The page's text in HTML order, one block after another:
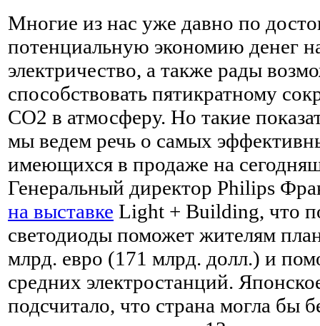
Многие из нас уже давно по
потенциальную экономию денег
электричество, а также рады
способствовать пятикратному
CO2 в атмосферу. Но такие
мы ведем речь о самых
имеющихся в продаже на
Генеральный директор Philips
на выставке Light + Building, что
светодиоды поможет жителям
млрд. евро (171 млрд. долл.) и
средних электростанций.
подсчитало, что страна могла бы